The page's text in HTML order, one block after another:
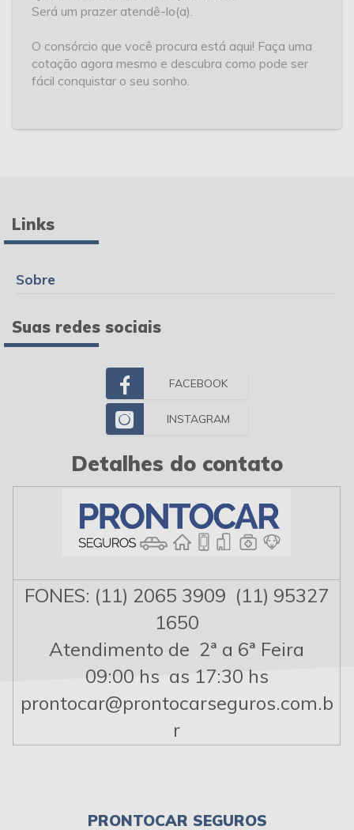
Será um prazer atendê-lo(a).
O consórcio que você procura está aqui! Faça uma
cotação agora mesmo e descubra como pode ser
fácil conquistar o seu sonho.
Links
Sobre
Suas redes sociais
FACEBOOK
INSTAGRAM
Detalhes do contato
FONES: (11) 2065 3909 (11) 95327
1650
Atendimento de 2ª a 6ª Feira
09:00 hs as 17:30 hs
prontocar@prontocarseguros.com.b
r
PRONTOCAR SEGUROS